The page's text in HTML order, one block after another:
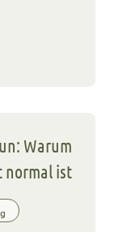
Warum
normal ist